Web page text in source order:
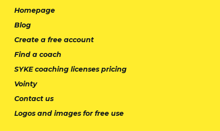
Homepage
Blog
Create a free account
Find a coach
SYKE coaching licenses pricing
Vointy
Contact us
Logos and images for free use